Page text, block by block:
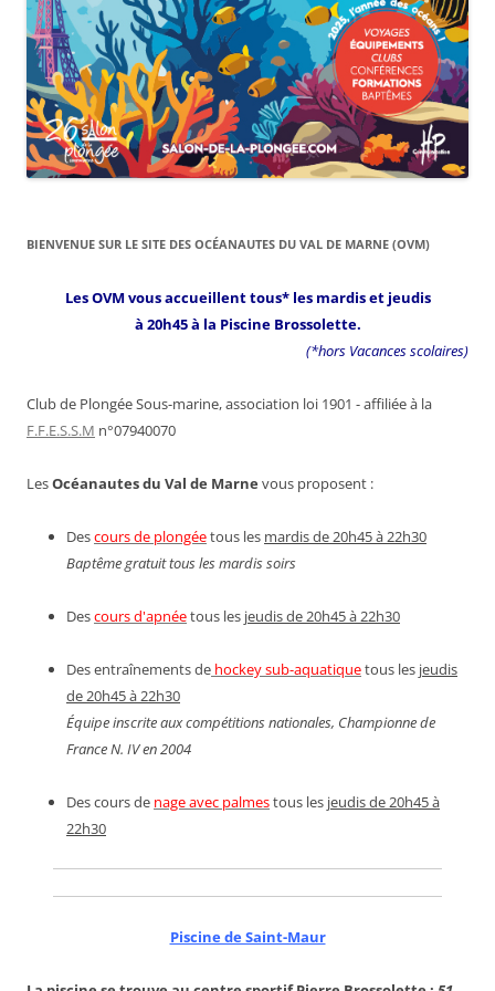
BIENVENUE SUR LE SITE DES OCÉANAUTES DU VAL DE MARNE (OVM)
Les OVM vous accueillent tous* les mardis et jeudis
à 20h45 à la Piscine Brossolette.
(*hors Vacances scolaires)
Club de Plongée Sous-marine, association loi 1901 - affiliée à la
F.F.E.S.S.M n°07940070
LesOcéanautes du Val de Marne vous proposent :
Descours de plongéetous les mardis de 20h45 à 22h30
Baptême gratuit tous les mardis soirs
Descours d'apnéetous les jeudis de 20h45 à 22h30
Des entraînements de hockey sub-aquatiquetous les jeudis
de 20h45 à 22h30
Équipe inscrite aux compétitions nationales, Championne de
France N. IV en 2004
Des cours de nage avec palmestous les jeudis de 20h45 à
22h30
Piscine de Saint-Maur